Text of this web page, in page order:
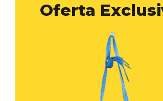
Oferta